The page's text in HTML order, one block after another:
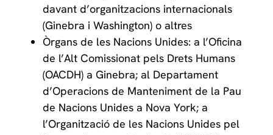
davant d’organitzacions internacionals
(Ginebra i Washington) o altres
Òrgans de les Nacions Unides: a l’Oficina
de l’Alt Comissionat pels Drets Humans
(OACDH) a Ginebra; al Departament
d’Operacions de Manteniment de la Pau
de Nacions Unides a Nova York; a
l’Organització de les Nacions Unides pel